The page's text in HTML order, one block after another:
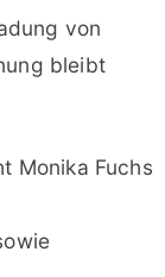
von
bleibt
Monika Fuchs